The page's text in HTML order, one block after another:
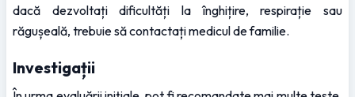
dacă dezvoltați dificultăți la înghițire, respirație sau
răgușeală, trebuie să contactați medicul de familie.
Investigații